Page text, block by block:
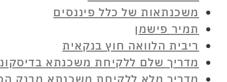
משכנתאות של כלל פיננסים
תמיר פישמן
ריבית הלוואה חוץ בנקאית
מדריך שלם ללקיחת משכנתא
מדריך מלא ללקיחת משכנתא מבנק